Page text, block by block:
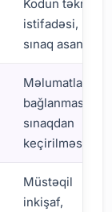
Kodun təkrar
istifadəsi,
sınaq asanlığı
Məlumatların
bağlanması,
sınaqdan
keçirilməsi
Müstəqil
inkişaf,